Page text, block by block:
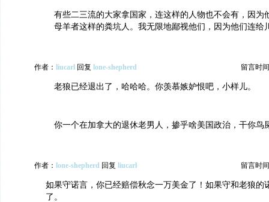
有些二三流的大家拿国家，连这样的人物也不会有，因为
母羊者这样的粪坑人。我无限地鄙视他们，因为他们连给
作者： liucarl 回复 lone-shepherd 留言时
老狼已经退出了，哈哈哈。你羡慕嫉妒恨吧，小样儿。
你一个在加拿大的退休老男人，掺乎啥美国政治，干你鸟
作者： lone-shepherd 回复 liucarl 留言时
如果守诺言，你已经赔偿秋念一万美金了！如果守和老狼的
了。